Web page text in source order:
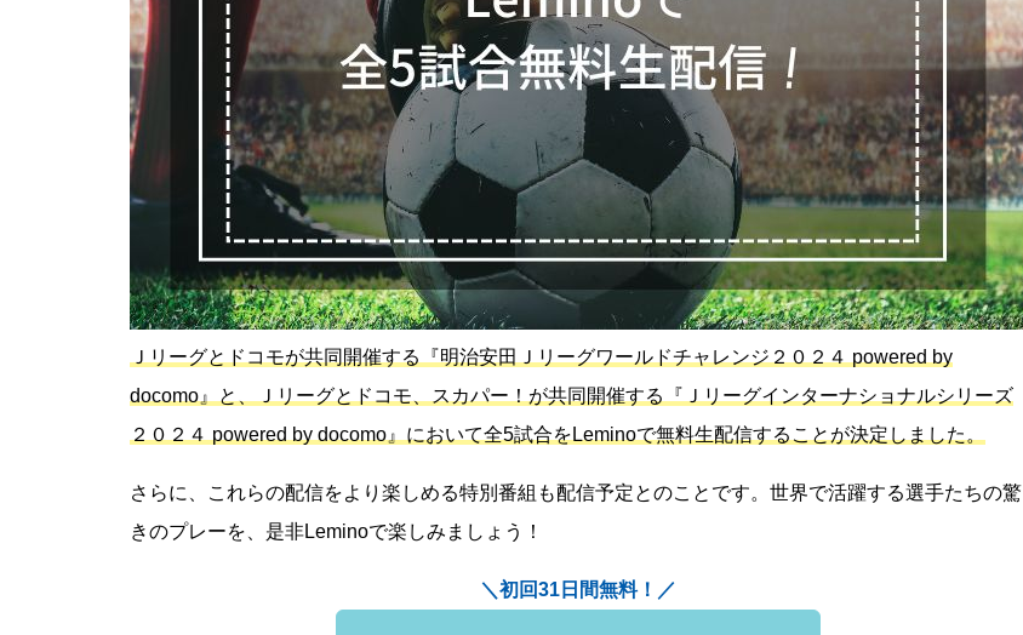
Ｊリーグとドコモが共同開催する『明治安田Ｊリーグワールドチャレンジ２０２４ powered by
docomo』と、Ｊリーグとドコモ、スカパー！が共同開催する『Ｊリーグインターナショナルシリーズ
２０２４ powered by docomo』において全5試合をLeminoで無料生配信することが決定しました。
さらに、これらの配信をより楽しめる特別番組も配信予定とのことです。世界で活躍する選手たちの驚
きのプレーを、是非Leminoで楽しみましょう！
＼初回31日間無料！／